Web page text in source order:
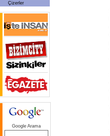
Çizerler
Google Arama